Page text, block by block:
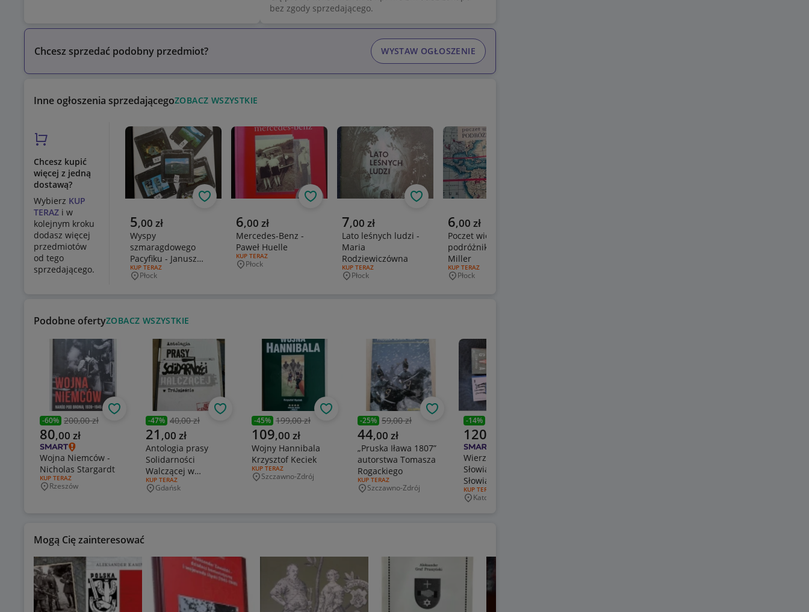
bez zgody sprzedającego.
Inne ogłoszenia sprzedającegoZOBACZ WSZYSTKIE
Chcesz kupić
więcej z jedną
dostawą?
Wybierz KUP
TERAZ i w
kolejnym kroku
dodasz więcej
przedmiotów
od tego
sprzedającego.
Aktualna cena
5,00 zł
Wyspy
szmaragdowego
Pacyfiku - Janusz
Wolniewicz
RODZAJ OFERTY:
KUP TERAZ
Miejscowość
Płock
Obserwuj
Aktualna cena
6,00 zł
Mercedes-Benz -
Paweł Huelle
RODZAJ OFERTY:
KUP TERAZ
Miejscowość
Płock
Obserwuj
Aktualna cena
7,00 zł
Lato leśnych ludzi -
Maria
Rodziewiczówna
RODZAJ OFERTY:
KUP TERAZ
Miejscowość
Płock
Obserwuj
Aktualna cena
6,00 zł
Poczet wielkich
podróżników - Jan
Miller
RODZAJ OFERTY:
KUP TERAZ
Miejscowość
Płock
Podobne ofertyZOBACZ WSZYSTKIE
Poprzednia cena
-60% 200,00 zł
Aktualna cena
80,00 zł
Wojna Niemców -
Nicholas Stargardt
RODZAJ OFERTY:
KUP TERAZ
Miejscowość
Rzeszów
Obserwuj
Poprzednia cena
-47% 40,00 zł
Aktualna cena
21 ,00 zł
Antologia prasy
Solidarności
Walczącej w
Trójmieście
RODZAJ OFERTY:
KUP TERAZ
Miejscowość
Gdańsk
Obserwuj
Poprzednia cena
-45% 199,00 zł
Aktualna cena
109,00 zł
Wojny Hannibala
Krzysztof Keciek
RODZAJ OFERTY:
KUP TERAZ
Miejscowość
Szczawno-Zdrój
Obserwuj
Poprzednia cena
-25% 59,00 zł
Aktualna cena
44,00 zł
„Pruska Iława 1807”
autorstwa Tomasza
Rogackiego
RODZAJ OFERTY:
KUP TERAZ
Miejscowość
Szczawno-Zdrój
Obserwuj
Poprzednia cena
-14%
Aktualna cena
120
Wierzenia i życie
Słowian, mitologia
Słowian, kulty zestaw
5 ksiazek
RODZAJ OFERTY:
KUP TERAZ
Miejscowość
Katowice
Mogą Cię zainteresować
Chcesz sprzedać podobny przedmiot? WYSTAW OGŁOSZENIE